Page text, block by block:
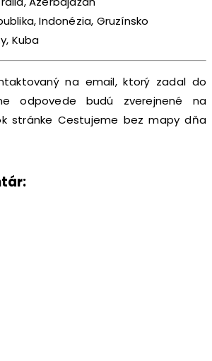
Indonézia, Gruzínsko
Kuba
na email, ktorý zadal do
odpovede budú zverejnené na
stránke Cestujeme bez mapy dňa